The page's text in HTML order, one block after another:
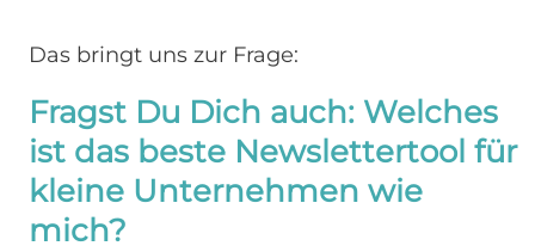
Das bringt uns zur Frage:
Fragst Du Dich auch: Welches
ist das beste Newslettertool für
kleine Unternehmen wie
mich?